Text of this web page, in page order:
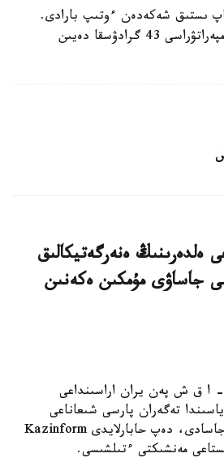
ىستىق شەكەدەن ءوتىپ بارادى.
كەيىنگى كۇندەرى اۋا تەمپەراتۋراسى 43 گرادۋسقا دەيىن
ەلدەرىنىڭ ەنەرگەتيكالىق
جاساۋى مۇمكىن ەكەنىن
استانا. KAZINFORM - ا ق ش پەن يران اراسىنداعى
تەگەران پارسى شىعاناعى
ەلدەرىنە جاڭا ەسكەرتۋ جاسادى، دەپ حابارلايدى Kazinform
مەنشىكتى ءتىلشىسى.